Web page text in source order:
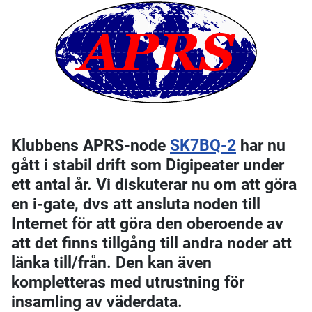
Klubbens APRS-node SK7BQ-2 har nu
gått i stabil drift som Digipeater under
ett antal år. Vi diskuterar nu om att göra
en i-gate, dvs att ansluta noden till
Internet för att göra den oberoende av
att det finns tillgång till andra noder att
länka till/från. Den kan även
kompletteras med utrustning för
insamling av väderdata.